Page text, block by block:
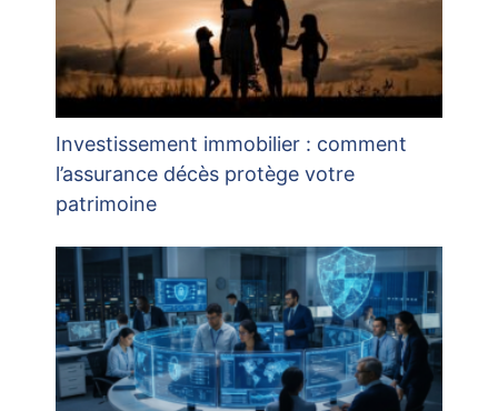
Investissement immobilier : comment
l’assurance décès protège votre
patrimoine